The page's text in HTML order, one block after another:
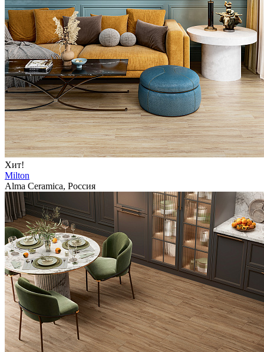
Хит!
Milton
Alma Ceramica, Россия